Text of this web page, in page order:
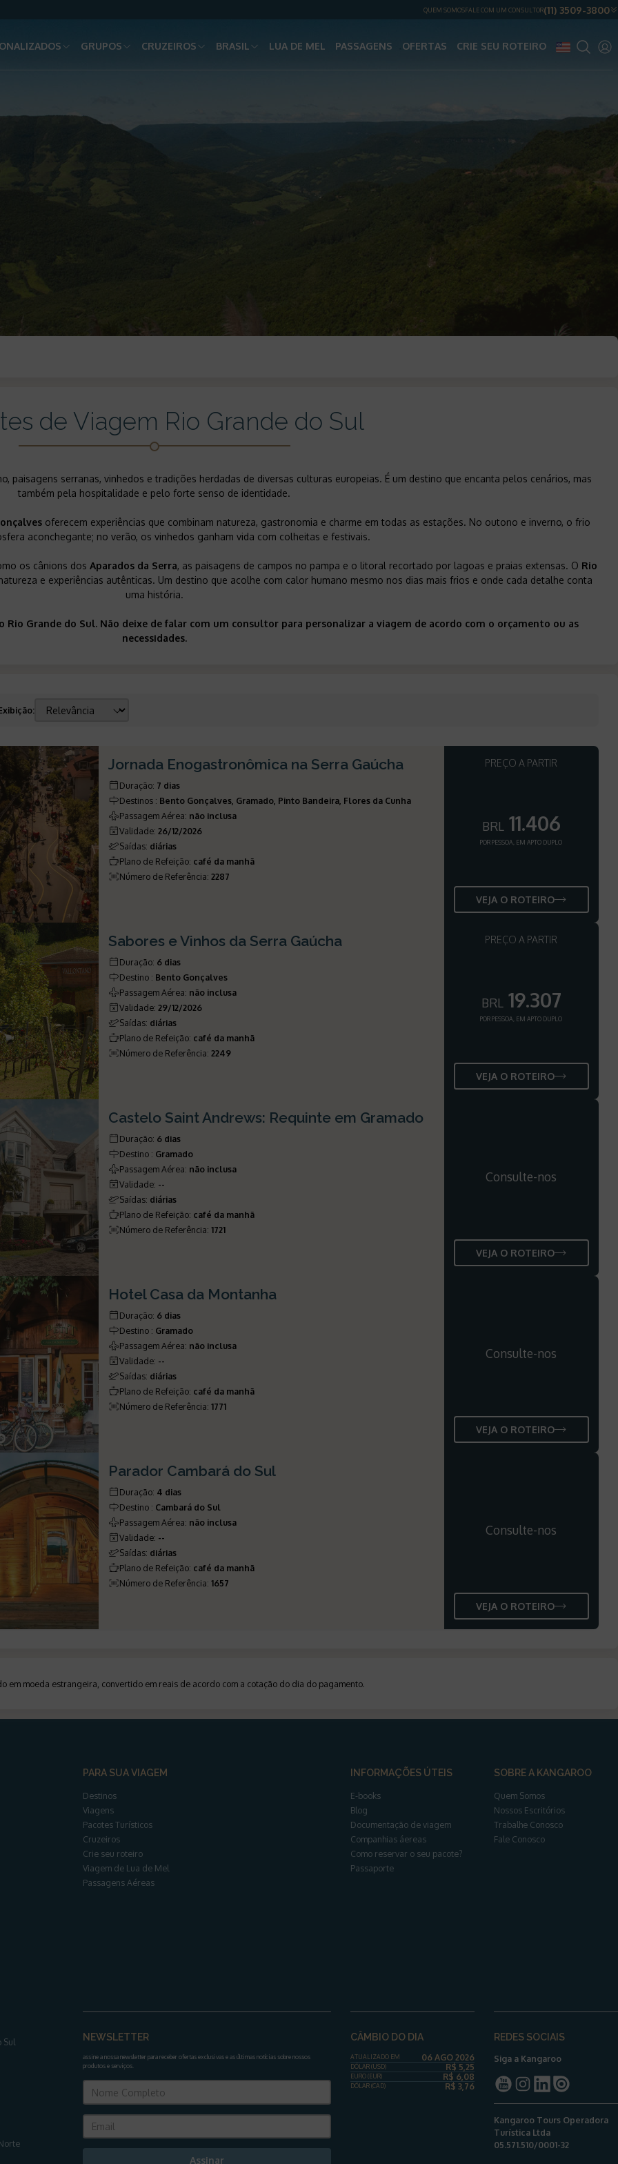
QUEM SOMOSFALE COM UM CONSULTOR(11) 3509-3800
GRUPOS CRUZEIROS BRASIL LUA DE MEL PASSAGENS OFERTAS CRIE SEU ROTEIRO
de Viagem Rio Grande do Sul
paisagens serranas, vinhedos e tradições herdadas de diversas culturas europeias. É um destino que encanta pelos cenários, mas
também pela hospitalidade e pelo forte senso de identidade.
oferecem experiências que combinam natureza, gastronomia e charme em todas as estações. No outono e inverno, o frio
aconchegante; no verão, os vinhedos ganham vida com colheitas e festivais.
os cânions dos Aparados da Serra, as paisagens de campos no pampa e o litoral recortado por lagoas e praias extensas. O Rio
e experiências autênticas. Um destino que acolhe com calor humano mesmo nos dias mais frios e onde cada detalhe conta
uma história.
Grande do Sul. Não deixe de falar com um consultor para personalizar a viagem de acordo com o orçamento ou as
necessidades.
:
Jornada Enogastronômica na Serra Gaúcha
Duração: 7 dias
Destinos : Bento Gonçalves, Gramado, Pinto Bandeira, Flores da Cunha
Passagem Aérea: não inclusa
Validade:26/12/2026
Saídas: diárias
Plano de Refeição: café da manhã
Número de Referência:2287
PREÇO A PARTIR
BRL 11.406
POR PESSOA, EM APTO DUPLO
VEJA O ROTEIRO
Sabores e Vinhos da Serra Gaúcha
Duração: 6 dias
Destino : Bento Gonçalves
Passagem Aérea: não inclusa
Validade:29/12/2026
Saídas: diárias
Plano de Refeição: café da manhã
Número de Referência:2249
PREÇO A PARTIR
BRL 19.307
POR PESSOA, EM APTO DUPLO
VEJA O ROTEIRO
Castelo Saint Andrews: Requinte em Gramado
Duração: 6 dias
Destino : Gramado
Passagem Aérea: não inclusa
Validade: --
Saídas: diárias
Plano de Refeição: café da manhã
Número de Referência:1721
Consulte-nos
VEJA O ROTEIRO
Hotel Casa da Montanha
Duração: 6 dias
Destino : Gramado
Passagem Aérea: não inclusa
Validade: --
Saídas: diárias
Plano de Refeição: café da manhã
Número de Referência:1771
Consulte-nos
VEJA O ROTEIRO
Parador Cambará do Sul
Duração: 4 dias
Destino : Cambará do Sul
Passagem Aérea: não inclusa
Validade: --
Saídas: diárias
Plano de Refeição: café da manhã
Número de Referência:1657
Consulte-nos
VEJA O ROTEIRO
em moeda estrangeira, convertido em reais de acordo com a cotação do dia do pagamento.
Sul
PARA SUA VIAGEM
Destinos
Viagens
Pacotes Turísticos
Cruzeiros
Crie seu roteiro
Viagem de Lua de Mel
Passagens Aéreas
NEWSLETTER
assine a nossa newsletter para receber ofertas exclusivas e as últimas notícias sobre nossos
produtos e serviços.
Assinar
INFORMAÇÕES ÚTEIS
E-books
Blog
Documentação de viagem
Companhias áereas
Como reservar o seu pacote?
Passaporte
SOBRE A KANGAROO
Quem Somos
Nossos Escritórios
Trabalhe Conosco
Fale Conosco
CÂMBIO DO DIA
ATUALIZADO EM 06 AGO 2026
DÓLAR(USD) R$ 5,25
EURO (EUR) R$ 6,08
DÓLAR(CAD) R$ 3,76
REDES SOCIAIS
Siga a Kangaroo
Kangaroo Tours Operadora
Turística Ltda
05.571.510/0001-32